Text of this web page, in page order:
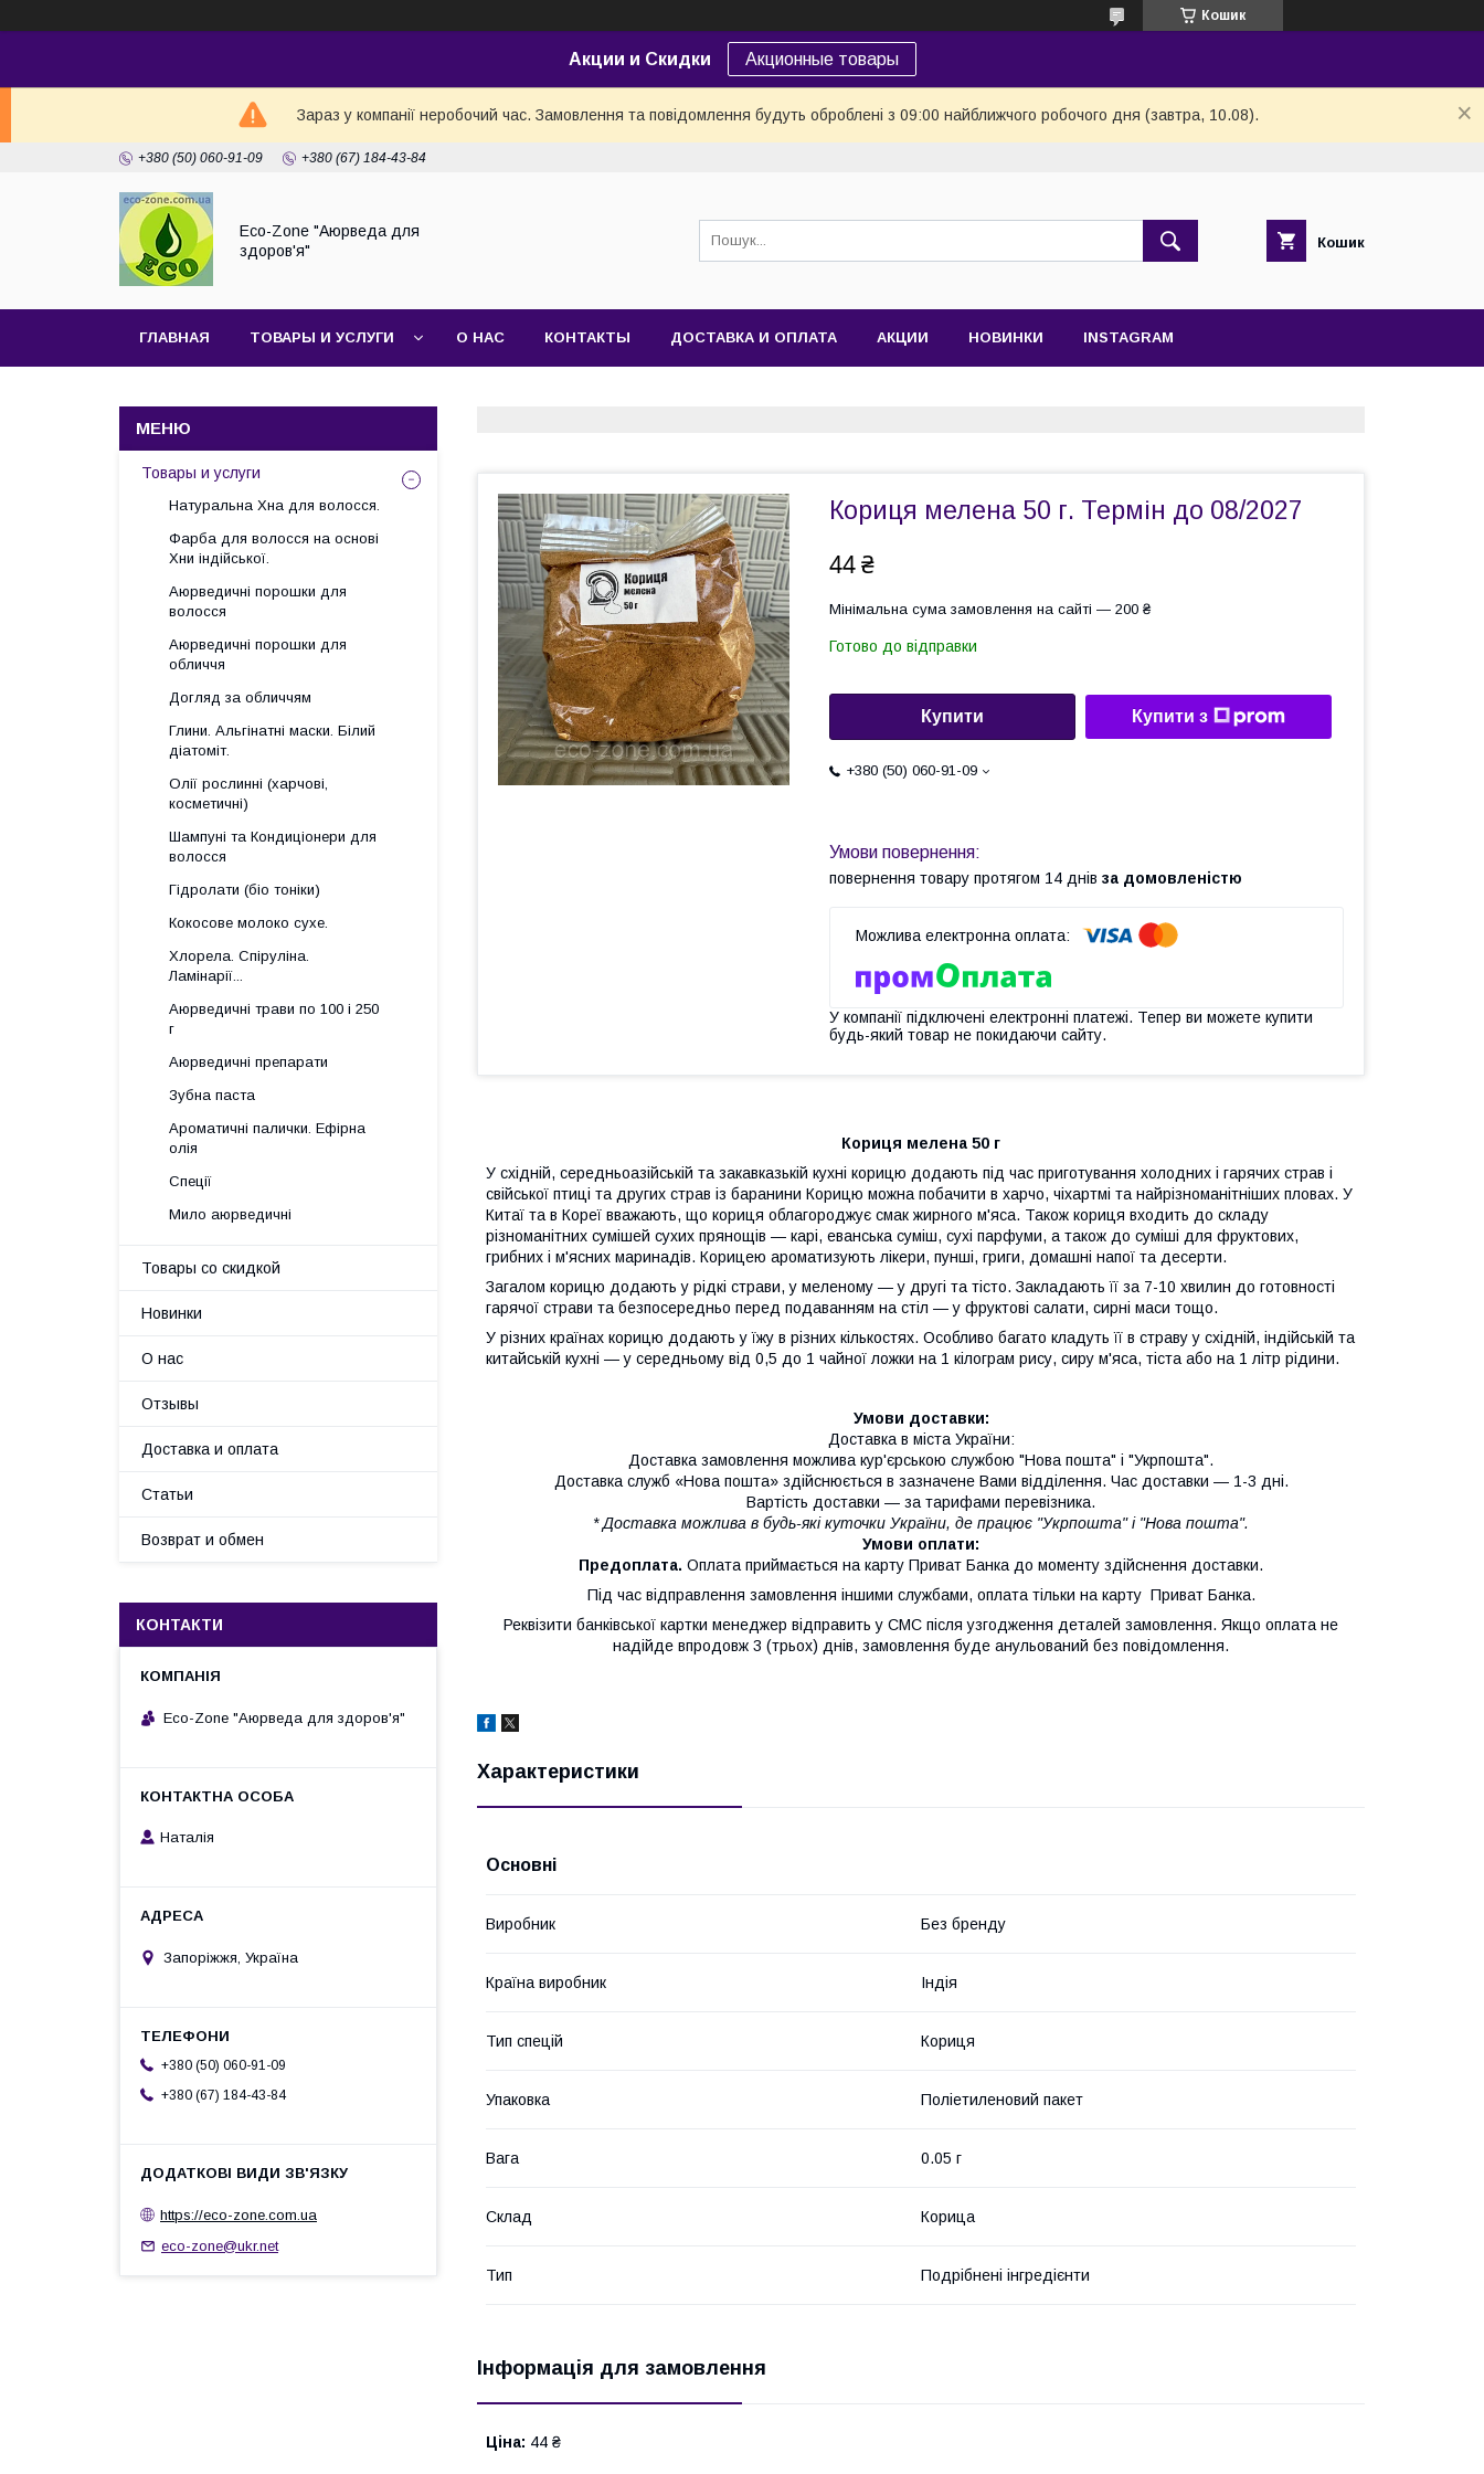
Кошик
Акции и Скидки Акционные товары
Зараз у компанії неробочий час. Замовлення та повідомлення будуть оброблені з 09:00 найближчого робочого дня (завтра, 10.08).
+380 (50) 060-91-09 +380 (67) 184-43-84
Eco-Zone "Аюрведа для
здоров'я"
Кошик
ГЛАВНАЯ ТОВАРЫ И УСЛУГИ О НАС КОНТАКТЫ ДОСТАВКА И ОПЛАТА АКЦИИ НОВИНКИ INSTAGRAM
Кориця мелена 50 г. Термін до 08/2027
44 ₴
Мінімальна сума замовлення на сайті — 200 ₴
Готово до відправки
Купити Купити з
+380 (50) 060-91-09
повернення товару протягом 14 днів за домовленістю
У компанії підключені електронні платежі. Тепер ви можете купити
будь-який товар не покидаючи сайту.
Кориця мелена 50 г
У східній, середньоазійській та закавказькій кухні корицю додають під час приготування холодних і гарячих страв і
свійської птиці та других страв із баранини Корицю можна побачити в харчо, чіхартмі та найрізноманітніших пловах. У
Китаї та в Кореї вважають, що кориця облагороджує смак жирного м'яса. Також кориця входить до складу
різноманітних сумішей сухих прянощів — карі, еванська суміш, сухі парфуми, а також до суміші для фруктових,
грибних і м'ясних маринадів. Корицею ароматизують лікери, пунші, григи, домашні напої та десерти.
Загалом корицю додають у рідкі страви, у меленому — у другі та тісто. Закладають її за 7-10 хвилин до готовності
гарячої страви та безпосередньо перед подаванням на стіл — у фруктові салати, сирні маси тощо.
У різних країнах корицю додають у їжу в різних кількостях. Особливо багато кладуть її в страву у східній, індійській та
китайській кухні — у середньому від 0,5 до 1 чайної ложки на 1 кілограм рису, сиру м'яса, тіста або на 1 літр рідини.
Умови доставки:
Доставка в міста України:
Доставка замовлення можлива кур'єрською службою "Нова пошта" і "Укрпошта".
Доставка служб «Нова пошта» здійснюється в зазначене Вами відділення. Час доставки — 1-3 дні.
Вартість доставки — за тарифами перевізника.
* Доставка можлива в будь-які куточки України, де працює "Укрпошта" і "Нова пошта".
Умови оплати:
Предоплата. Оплата приймається на карту Приват Банка до моменту здійснення доставки.
Під час відправлення замовлення іншими службами, оплата тільки на карту Приват Банка.
Реквізити банківської картки менеджер відправить у СМС після узгодження деталей замовлення. Якщо оплата не
надійде впродовж 3 (трьох) днів, замовлення буде анульований без повідомлення.
Характеристики
Основні
Виробник Без бренду
Країна виробник Індія
Тип спецій Кориця
Упаковка Поліетиленовий пакет
Вага 0.05 г
Склад Корица
Тип Подрібнені інгредієнти
Інформація для замовлення
Ціна: 44 ₴
Товары и услуги
Натуральна Хна для волосся.
Фарба для волосся на основі
Хни індійської.
Аюрведичні порошки для
волосся
Аюрведичні порошки для
обличчя
Догляд за обличчям
Глини. Альгінатні маски. Білий
діатоміт.
Олії рослинні (харчові,
косметичні)
Шампуні та Кондиціонери для
волосся
Гідролати (біо тоніки)
Кокосове молоко сухе.
Хлорела. Спіруліна.
Ламінарії...
Аюрведичні трави по 100 і 250
г
Аюрведичні препарати
Зубна паста
Ароматичні палички. Ефірна
олія
Спеції
Мило аюрведичні
Товары со скидкой
Новинки
О нас
Отзывы
Доставка и оплата
Статьи
Возврат и обмен
КОНТАКТИ
Eco-Zone "Аюрведа для здоров'я"
Наталія
Запоріжжя, Україна
+380 (50) 060-91-09
+380 (67) 184-43-84
https://eco-zone.com.ua
eco-zone@ukr.net